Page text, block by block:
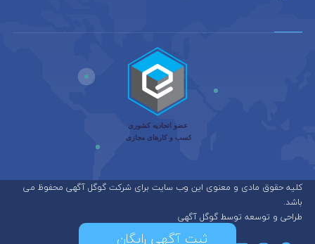
کلیه حقوق مادی و معنوی این وب سایت برای شرکت گوگل آگهی محفوظ می
باشد.
طراحی و توسعه توسط گوگل آگهی
ثبت آگهی رایگان